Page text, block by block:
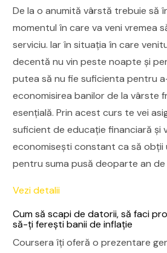
De la o anumită vârstă trebuie să
momentul în care va veni vremea
serviciu. Iar în situația în care
decentă nu vin peste noapte și
putea să nu fie suficienta pentru
economisirea banilor de la vârste
esențială. Prin acest curs te vei
suficient de educație financiară și
economisești constant ca să obţii
pentru suma pusă deoparte an de
Vezi detalii
Cum să scapi de datorii, să faci
să-ți ferești banii de inflație
Coursera îți oferă o prezentare